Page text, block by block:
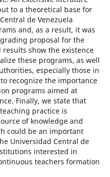
to a theoretical base for
de Venezuela
and, as a result, it was
proposal for the
show the existence
these programs, as well
especially those in
recognize the importance
programs aimed at
Finally, we state that
practice is
of knowledge and
could be an important
Universidad Central de
interested in
teachers formation